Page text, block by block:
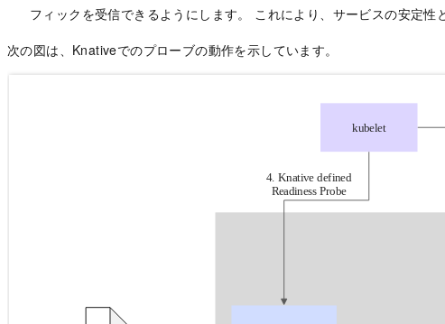
フィックを受信できるようにします。 これにより、サービスの安定性
次の図は、Knativeでのプローブの動作を示しています。